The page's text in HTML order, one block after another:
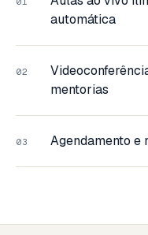
automática
02
mentorias
03 Agendamento e